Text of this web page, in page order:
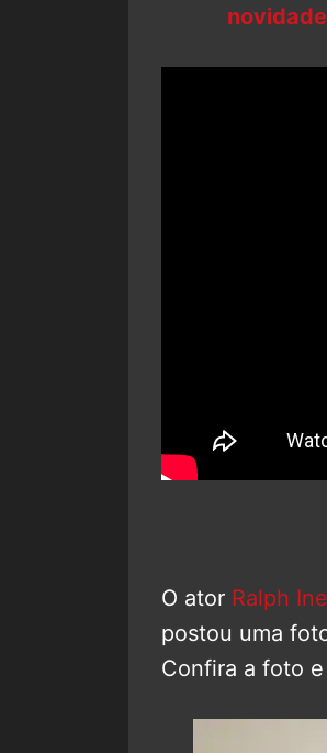
O ator Ralph
postou uma
Confira a foto